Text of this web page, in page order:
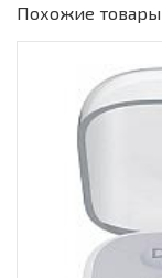
Похожие товары